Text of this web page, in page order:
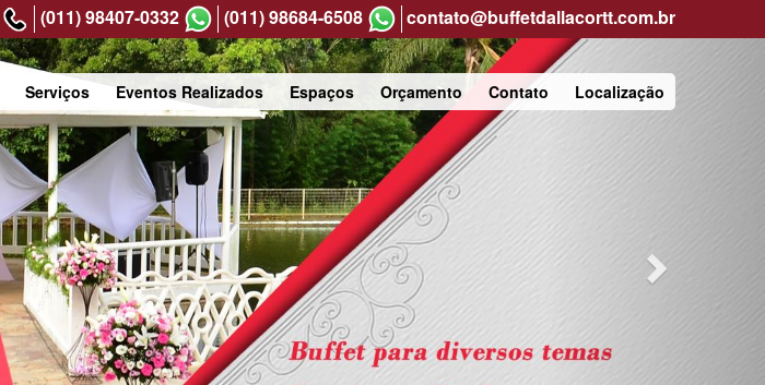
(011) 98407-0332 (011) 98684-6508 contato@buffetdallacortt.com.br
Serviços Eventos Realizados Espaços Orçamento Contato Localização
Next